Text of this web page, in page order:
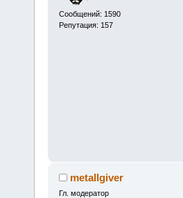
Сообщений: 1590
Репутация: 157
metallgiver
Гл. модератор